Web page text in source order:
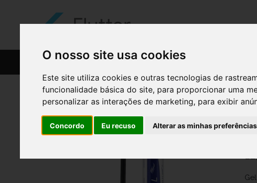
O nosso site usa cookies
Este site utiliza cookies e outras tecnologias de
funcionalidade básica do site, para proporcionar uma
personalizar as interações de marketing, para exibir
Concordo Eu recuso Alterar as minhas preferências
RECEITAS CATÁLOGO